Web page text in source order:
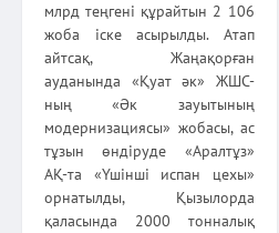
млрд теңгені құрайтын 2 106
жоба іске асырылды. Атап
айтсақ, Жаңақорған
ауданында «Қуат әк» ЖШС-
ның «Әк зауытының
модернизациясы» жобасы, ас
тұзын өндіруде «Аралтұз»
АҚ-та «Үшінші испан цехы»
орнатылды, Қызылорда
қаласында 2000 тонналық